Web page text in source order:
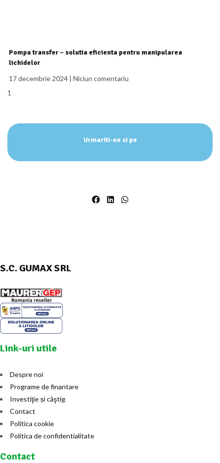
Pompa transfer – solutia eficienta pentru manipularea
lichidelor
17 decembrie 2024
Niciun comentariu
Urmariti-ne si pe
S.C. GUMAX SRL
Link-uri utile
Despre noi
Programe de finantare
Investiţie și câştig
Contact
Politica cookie
Politica de confidentialitate
Contact